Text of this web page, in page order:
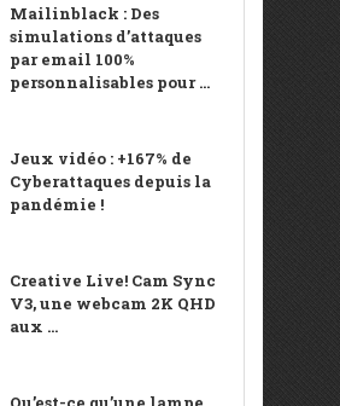
Mailinblack : Des
simulations d’attaques
par email 100%
personnalisables pour ...
Jeux vidéo : +167% de
Cyberattaques depuis la
pandémie !
Creative Live! Cam Sync
V3, une webcam 2K QHD
aux ...